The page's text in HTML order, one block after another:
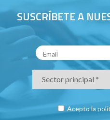
SUSCRÍBETE A
Acepto la